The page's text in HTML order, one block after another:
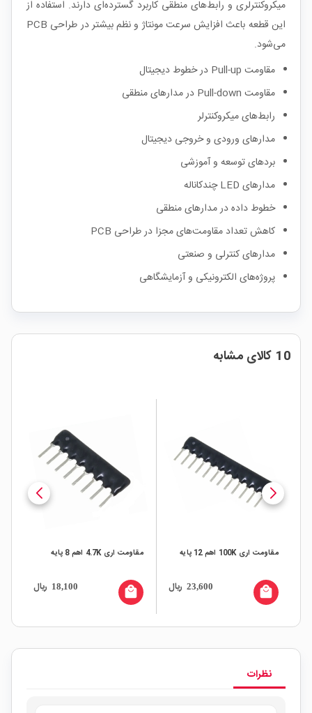
میکروکنترلری و رابط‌های منطقی کاربرد گسترده‌ای دارند. استفاده از
این قطعه باعث افزایش سرعت مونتاژ و نظم بیشتر در طراحی PCB
می‌شود.
مقاومت Pull-up در خطوط دیجیتال
مقاومت Pull-down در مدارهای منطقی
رابط‌های میکروکنترلر
مدارهای ورودی و خروجی دیجیتال
بردهای توسعه و آموزشی
مدارهای LED چندکاناله
خطوط داده در مدارهای منطقی
کاهش تعداد مقاومت‌های مجزا در طراحی PCB
مدارهای کنترلی و صنعتی
پروژه‌های الکترونیکی و آزمایشگاهی
10 کالای مشابه
مقاومت اری 4.7K اهم 8 پایه
18,100 ریال local_mall
مقاومت اری 22K اهم SMD
4,100 ریال local_mall
نظرات